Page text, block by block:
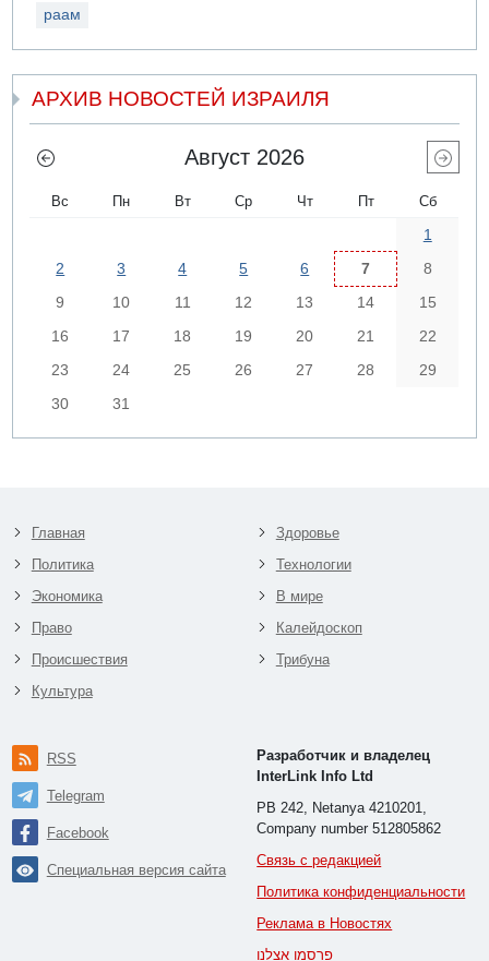
раам
АРХИВ НОВОСТЕЙ ИЗРАИЛЯ
Август 2026
Вс Пн Вт Ср Чт Пт Сб
1
2
3 4 5 6 7
8
9
10 11 12 13 14
15
16
17 18 19 20 21
22
23
24 25 26 27 28
29
30
31
Главная
Политика
Экономика
Право
Происшествия
Культура
Здоровье
Технологии
В мире
Калейдоскоп
Трибуна
RSS
Telegram
Facebook
Специальная версия сайта
Разработчик и владелец
InterLink Info Ltd
PB 242, Netanya 4210201,
Company number 512805862
Связь с редакцией
Политика конфиденциальности
Реклама в Новостях
פרסמו אצלנו